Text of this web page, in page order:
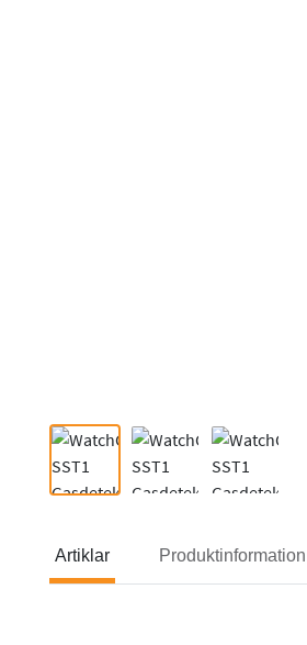
Artiklar Produktinformation